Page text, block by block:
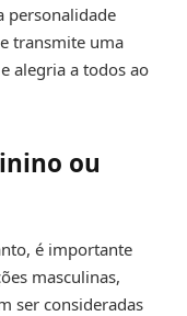
personalidade
transmite uma
alegria a todos ao
ou
é importante
masculinas,
ser consideradas